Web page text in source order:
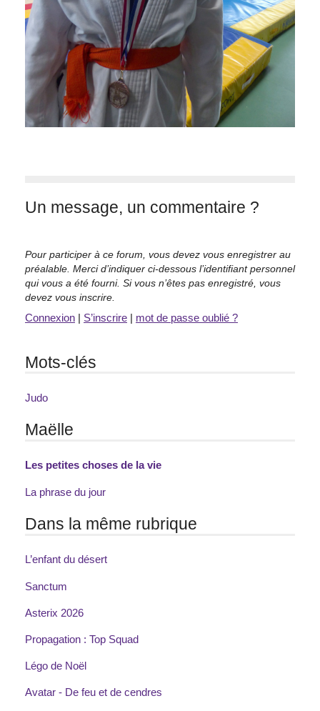
Un message, un commentaire ?
Pour participer à ce forum, vous devez vous enregistrer au
préalable. Merci d’indiquer ci-dessous l’identifiant personnel
qui vous a été fourni. Si vous n’êtes pas enregistré, vous
devez vous inscrire.
Connexion | S’inscrire | mot de passe oublié ?
Mots-clés
Judo
Maëlle
Les petites choses de la vie
La phrase du jour
Dans la même rubrique
L’enfant du désert
Sanctum
Asterix 2026
Propagation : Top Squad
Légo de Noël
Avatar - De feu et de cendres